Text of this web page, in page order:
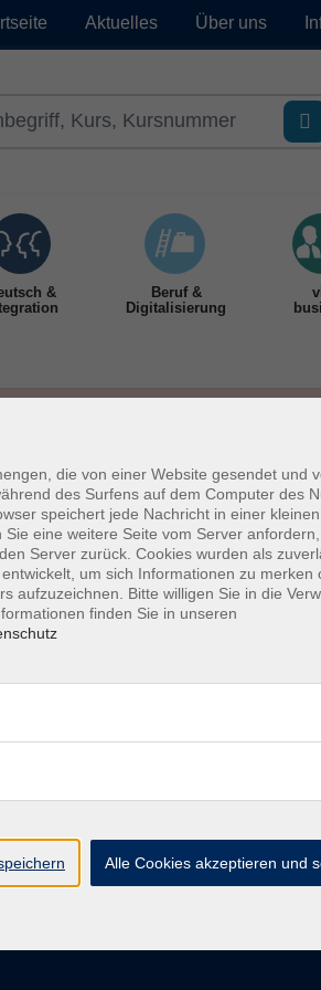
Aktuelles Über uns
&
Beruf &
Digitalisierung
AGB
roth.de
4749 0
Dienstag
die von einer Website gesendet und
des Surfens auf dem Computer des
speichert jede Nachricht in einer
eine weitere Seite vom Server
Server zurück. Cookies wurden als
um sich Informationen zu merken
aufzuzeichnen. Bitte willigen Sie in die
finden Sie in unseren
Alle Cookies akzeptieren und